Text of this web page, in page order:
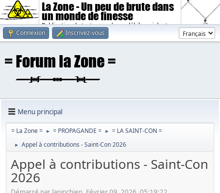
La Zone - Un peu de brute dans
un monde de finesse
Publication de textes sombres, débiles, violents.
Connexion
Inscrivez-vous
Menu principal
= La Zone = ► = PROPAGANDE = ► = LA SAINT-CON =
► Appel à contributions - Saint-Con 2026
Appel à contributions - Saint-Con
2026